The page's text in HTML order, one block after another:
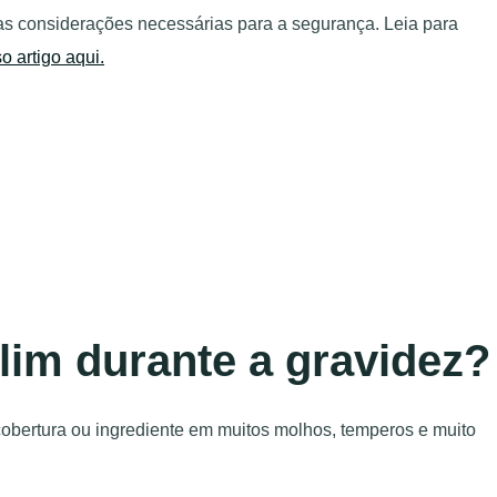
considerações necessárias para a segurança. Leia para
artigo aqui.
durante a gravidez?
ou ingrediente em muitos molhos, temperos e muito